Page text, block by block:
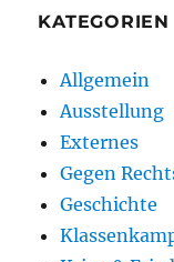
KATEGORIEN
Allgemein
Ausstellung
Externes
Gegen
Geschichte